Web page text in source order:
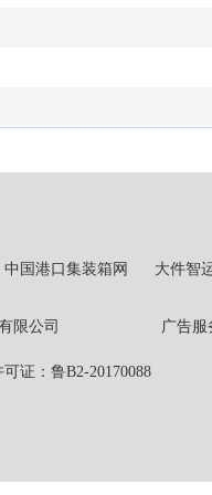
中国港口集装箱网
大件智
理有限公司 广告服务热
证：鲁B2-20170088